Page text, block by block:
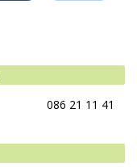
086 21 11 41